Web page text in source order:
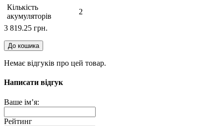
Кількість
акумуляторів
2
3 819.25 грн.
До кошика
Немає відгуків про цей товар.
Написати відгук
Ваше ім’я:
Рейтинг